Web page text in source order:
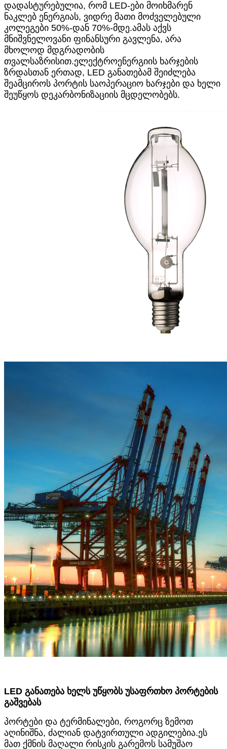
დადასტურებულია, რომ LED-ები მოიხმარენ
ნაკლებ ენერგიას, ვიდრე მათი მოძველებული
კოლეგები 50%-დან 70%-მდე.ამას აქვს
მნიშვნელოვანი ფინანსური გავლენა, არა
მხოლოდ მდგრადობის
თვალსაზრისით.ელექტროენერგიის ხარჯების
ზრდასთან ერთად, LED განათებამ შეიძლება
შეამციროს პორტის საოპერაციო ხარჯები და ხელი
შეუწყოს დეკარბონიზაციის მცდელობებს.
LED განათება ხელს უწყობს უსაფრთხო პორტების
გაშვებას
პორტები და ტერმინალები, როგორც ზემოთ
აღინიშნა, ძალიან დატვირთული ადგილებია.ეს
მათ ქმნის მაღალი რისკის გარემოს სამუშაო